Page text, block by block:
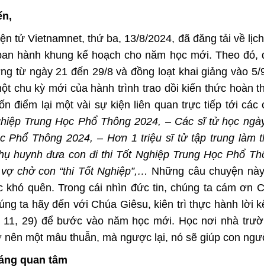
tử Vietnamnet, thứ ba, 13/8/2024, đã đăng tải về
hành khung kế hoạch cho năm học mới. Theo đó,
từ ngày 21 đến 29/8 và đồng loạt khai giảng vào
chu kỳ mới của hành trình trao dồi kiến thức hoàn
điểm lại một vài sự kiện liên quan trực tiếp tới các
Trung Học Phổ Thông 2024, – Các sĩ tử học
Phổ Thông 2024, – Hơn 1 triệu sĩ tử tập trung làm
huynh đưa con đi thi Tốt Nghiệp Trung Học Phổ
chở con “thi Tốt Nghiệp”,… Những câu chuyện
khó quên. Trong cái nhìn đức tin, chúng ta cám ơn
ta hãy đến với Chúa Giêsu, kiên trì thực hành lời
29) để bước vào năm học mới. Học nơi nhà
nên một mâu thuẫn, mà ngược lại, nó sẽ giúp con
quan tâm